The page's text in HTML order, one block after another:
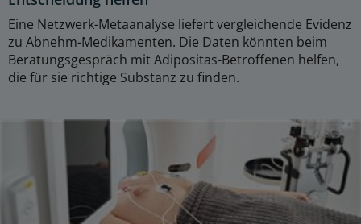
Eine Netzwerk-Metaanalyse liefert vergleichende Evidenz
zu Abnehm-Medikamenten. Die Daten könnten beim
Beratungsgespräch mit Adipositas-Betroffenen helfen,
die für sie richtige Substanz zu finden.